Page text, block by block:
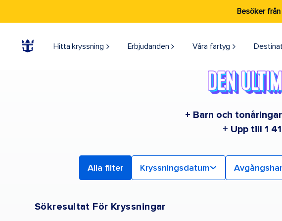
Besöker
Hitta kryssning Erbjudanden Våra fartyg
+ Barn och
+ Upp till 1
Alla filter Kryssningsdatum
Sökresultat För Kryssningar